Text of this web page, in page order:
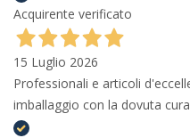
Acquirente verificato
15 Luglio 2026
Professionali e articoli
imballaggio con la dovuta